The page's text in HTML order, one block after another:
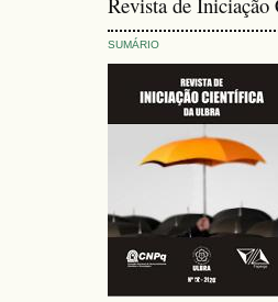
SUMÁRIO